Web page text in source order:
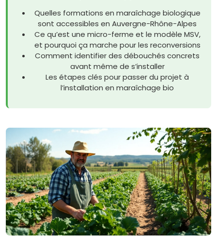
Quelles formations en maraîchage biologique
sont accessibles en Auvergne-Rhône-Alpes
Ce qu’est une micro-ferme et le modèle MSV,
et pourquoi ça marche pour les reconversions
Comment identifier des débouchés concrets
avant même de s’installer
Les étapes clés pour passer du projet à
l’installation en maraîchage bio